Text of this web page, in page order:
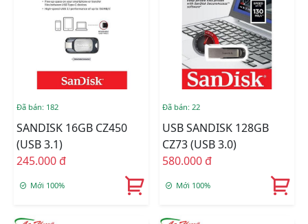
Đã bán: 182
SANDISK 16GB CZ450
(USB 3.1)
245.000 đ
Mới 100%
Đã bán: 22
USB SANDISK 128GB
CZ73 (USB 3.0)
580.000 đ
Mới 100%